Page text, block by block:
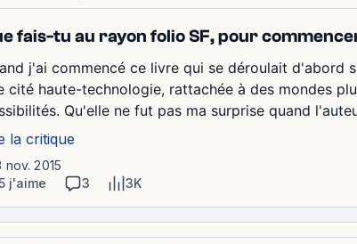
fais-tu au rayon folio SF, pour
j'ai commencé ce livre qui se déroulait d'abord
cité haute-technologie, rattachée à des mondes
Qu'elle ne fut pas ma surprise quand
la critique
nov. 2015
j'aime
3 3K